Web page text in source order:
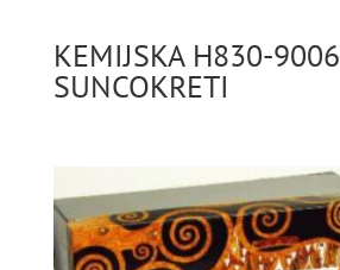
KEMIJSKA H830-9006
SUNCOKRETI